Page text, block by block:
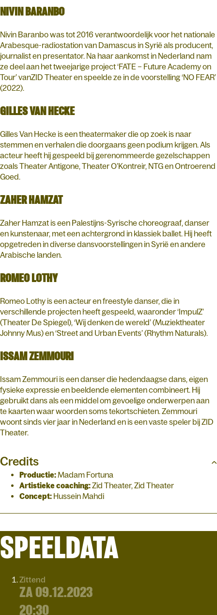
NIVIN BARANBO
Nivin Baranbo was tot 2016 verantwoordelijk voor het nationale
Arabesque-radiostation van Damascus in Syrië als producent,
journalist en presentator. Na haar aankomst in Nederland nam
ze deel aan het tweejarige project ‘FATE – Future Academy on
Tour’ vanZID Theater en speelde ze in de voorstelling ‘NO FEAR’
(2022).
GILLES VAN HECKE
Gilles Van Hecke is een theatermaker die op zoek is naar
stemmen en verhalen die doorgaans geen podium krijgen. Als
acteur heeft hij gespeeld bij gerenommeerde gezelschappen
zoals Theater Antigone, Theater O’Kontreir, NTG en Ontroerend
Goed.
ZAHER HAMZAT
Zaher Hamzat is een Palestijns-Syrische choreograaf, danser
en kunstenaar, met een achtergrond in klassiek ballet. Hij heeft
opgetreden in diverse dansvoorstellingen in Syrië en andere
Arabische landen.
ROMEO LOTHY
Romeo Lothy is een acteur en freestyle danser, die in
verschillende projecten heeft gespeeld, waaronder ‘ImpulZ’
(Theater De Spiegel), ‘Wij denken de wereld’ (Muziektheater
Johnny Mus) en ‘Street and Urban Events’ (Rhythm Naturals).
ISSAM ZEMMOURI
Issam Zemmouri is een danser die hedendaagse dans, eigen
fysieke expressie en beeldende elementen combineert. Hij
gebruikt dans als een middel om gevoelige onderwerpen aan
te kaarten waar woorden soms tekortschieten. Zemmouri
woont sinds vier jaar in Nederland en is een vaste speler bij ZID
Theater.
Credits
Productie:Madam Fortuna
Artistieke coaching:Zid Theater, Zid Theater
Concept: Hussein Mahdi
SPEELDATA
Zittend
ZA 09.12.2023
20:30